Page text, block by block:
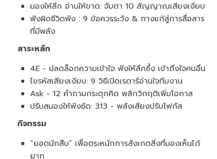
มองให้ลึก อ่านให้ขาด: จับตา 10 สัญญาณเสียงเงียบ
ฟังผิดชีวิตพัง : 9 ข้อควรระวัง & ทางแก้สู่การสื่อสาร
ที่มีพลัง
สาระหลัก
4E - ปลดล็อกความเข้าใจ ฟังให้ลึกซึ้ง เข้าถึงใจคนอื่น
ไขรหัสเสียงเงียบ: 9 วิธีเปิดเรดาร์อ่านใจทีมงาน
Ask - 12 คำถามกระตุกคิด พลิกวิกฤติเพิ่มโอกาส
ปรับสมองให้ฟังชัด: 313 - พลังเสียงปรับโฟกัส
กิจกรรม
“ยอดนักสืบ” เพื่อตระหนักการสังเกตสิ่งที่มองเห็นได้
ยาก